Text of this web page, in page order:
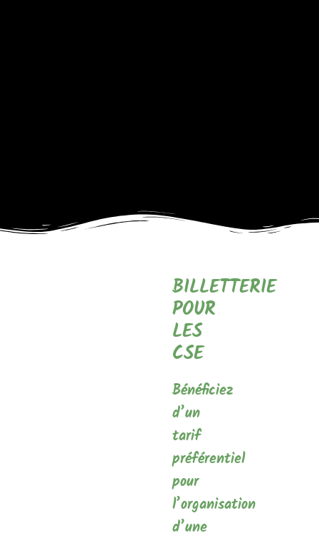
BILLETTERIE
POUR
LES
CSE
Bénéficiez
d’un
tarif
préférentiel
pour
l’organisation
d’une